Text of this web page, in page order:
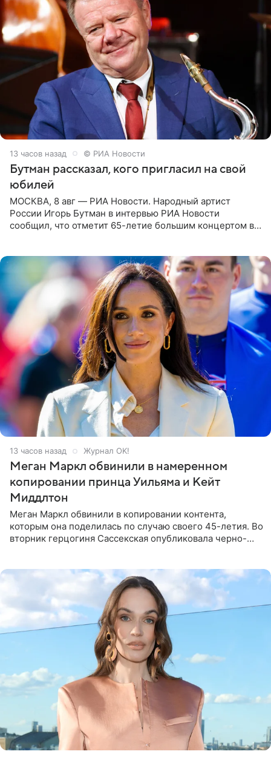
13 часов назад © РИА Новости
Бутман рассказал, кого пригласил на свой
юбилей
МОСКВА, 8 авг — РИА Новости. Народный артист
России Игорь Бутман в интервью РИА Новости
сообщил, что отметит 65-летие большим концертом в
13 часов назад Журнал OK!
Меган Маркл обвинили в намеренном
копировании принца Уильяма и Кейт
Миддлтон
Меган Маркл обвинили в копировании контента,
которым она поделилась по случаю своего 45-летия. Во
вторник герцогиня Сассекская опубликовала черно-